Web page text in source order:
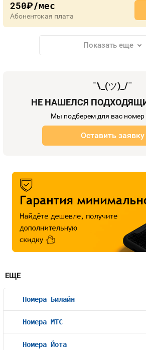
250руб./мес
Абонентская плата
Показать еще
¯\_(ツ)_/¯
НЕ НАШЕЛСЯ
Мы подберем для вас номер
Оставить заявку
ЕЩЕ
Номера Билайн
Номера МТС
Номера Йота